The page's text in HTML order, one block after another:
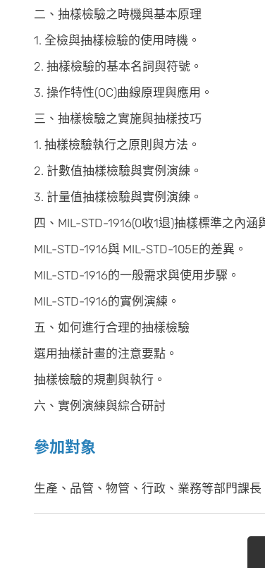
二、抽樣檢驗之時機與基本原理
1. 全檢與抽樣檢驗的使用時機。
2. 抽樣檢驗的基本名詞與符號。
3. 操作特性(OC)曲線原理與應用。
三、抽樣檢驗之實施與抽樣技巧
1. 抽樣檢驗執行之原則與方法。
2. 計數值抽樣檢驗與實例演練。
3. 計量值抽樣檢驗與實例演練。
四、MIL-STD-1916(0收1退)抽樣標準之內涵
MIL-STD-1916與 MIL-STD-105E的差異。
MIL-STD-1916的一般需求與使用步驟。
MIL-STD-1916的實例演練。
五、如何進行合理的抽樣檢驗
選用抽樣計畫的注意要點。
抽樣檢驗的規劃與執行。
六、實例演練與綜合研討
參加對象
生產、品管、物管、行政、業務等部門課